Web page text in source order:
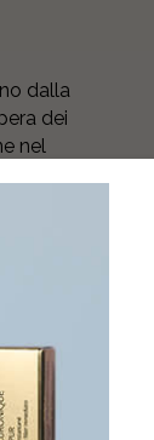
dalla
dei
nel
dei
alterare la
ottenuta dalle
tonica,
delle pelli
del tessuto
quantità di
Estratto
del
una